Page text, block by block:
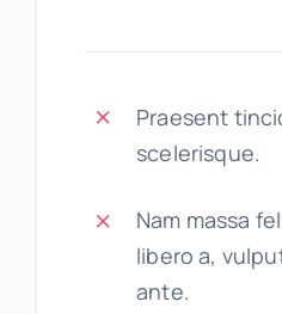
Praesent
scelerisque.
Nam massa
libero a,
ante.